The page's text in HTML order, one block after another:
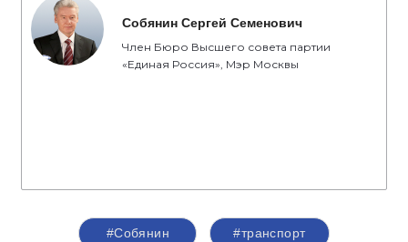
Собянин Сергей Семенович
Член Бюро Высшего совета партии
«Единая Россия», Мэр Москвы
#Собянин #транспорт